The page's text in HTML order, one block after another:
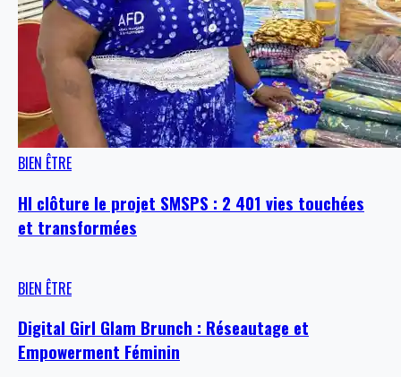
BIEN ÊTRE
HI clôture le projet SMSPS : 2 401 vies touchées
et transformées
BIEN ÊTRE
Digital Girl Glam Brunch : Réseautage et
Empowerment Féminin